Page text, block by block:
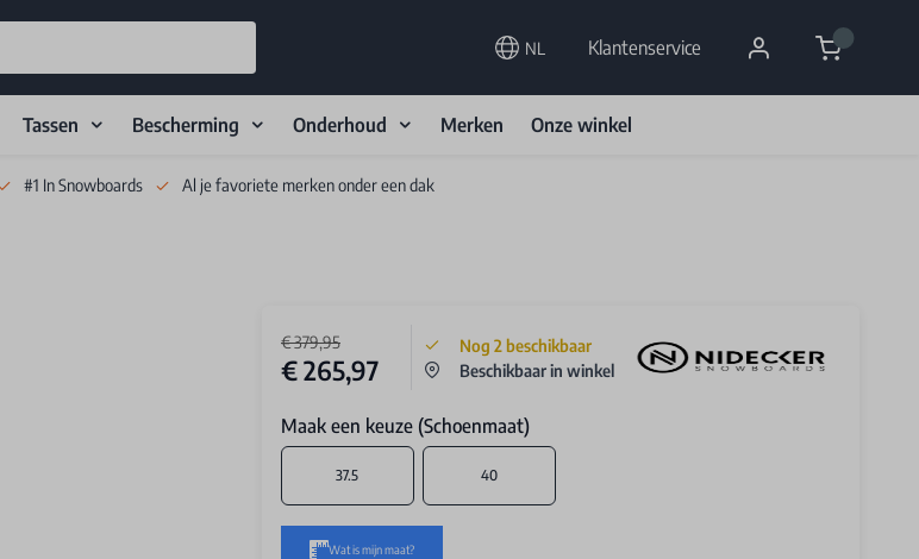
NL Klantenservice Cart
Tassen Bescherming Onderhoud Merken Onze winkel
#1 In Snowboards Al je favoriete merken onder een dak
€ 379,95
€ 265,97
Nog 2 beschikbaar
Beschikbaar in winkel
Maak een keuze (Schoenmaat)
37.5 40